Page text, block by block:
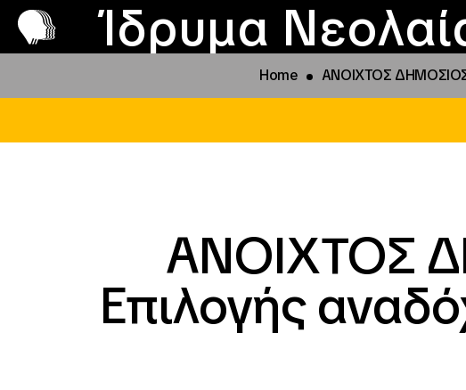
Ίδρυμα
Home ΑΝΟΙΧΤΟΣ ΔΗΜΟΣΙΟΣ
ΑΝΟΙΧΤΟΣ
Επιλογής